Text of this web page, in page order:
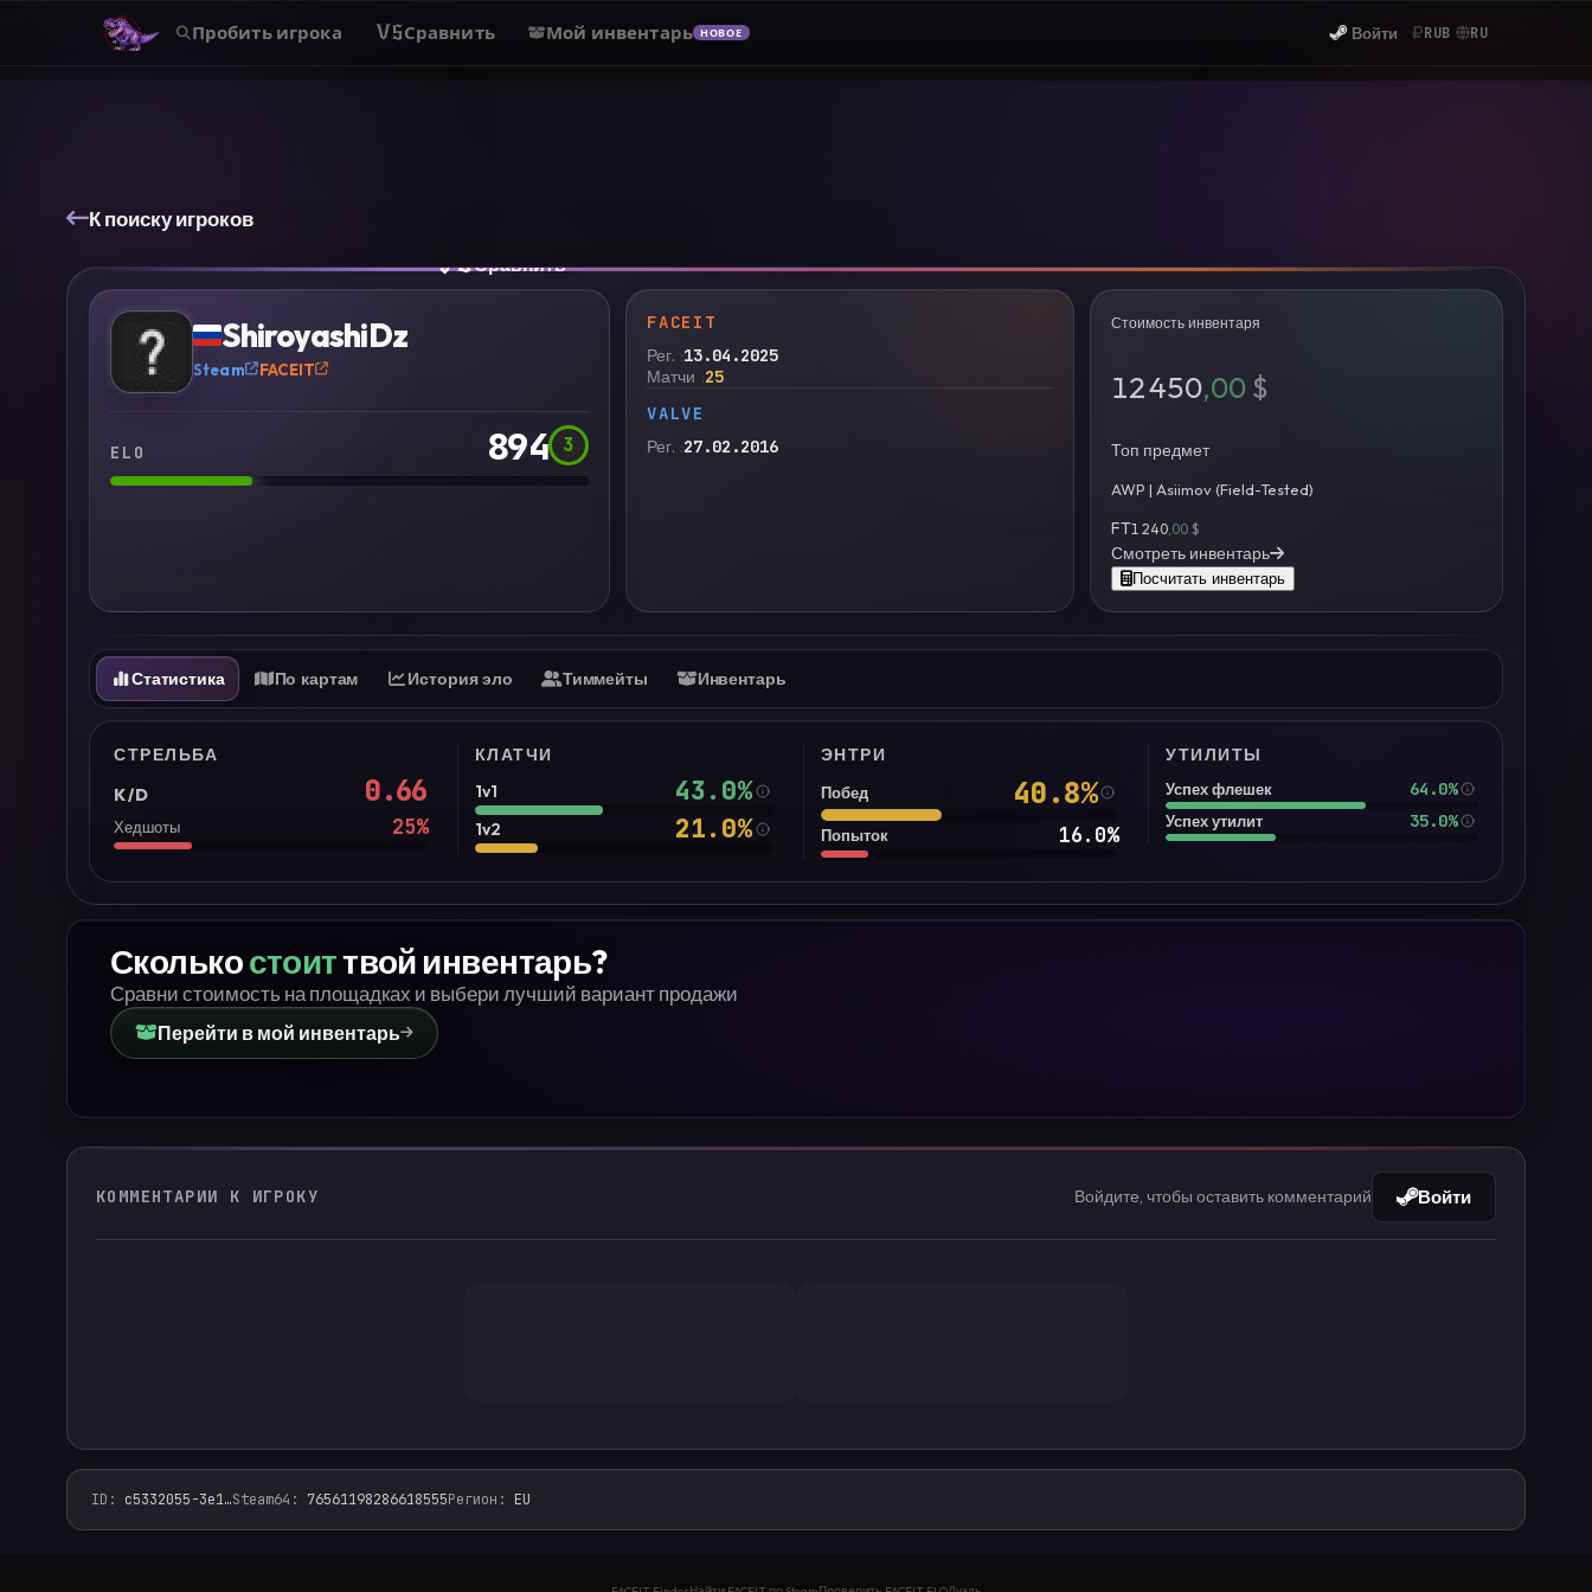
Пробить игрока VSСравнить Мой инвентарь НОВОЕ Войти RUB RU
К поиску игроков
VSСравнить
? ShiroyashiDz
Steam FACEIT
ELO 894 3
FACEIT
Рег. 13.04.2025
Матчи 25
VALVE
Рег. 27.02.2016
Стоимость инвентаря
12 450,00$
Топ предмет
AWP | Asiimov (Field-Tested)
FT1 240 ,00 $
Смотреть инвентарь
Посчитать инвентарь
Статистика По картам История эло Тиммейты Инвентарь
СТРЕЛЬБА
K/D
0.66
Хедшоты 25%
КЛАТЧИ
1v1
43.0%
1v2 21.0%
ЭНТРИ
Побед 40.8%
Попыток 16.0%
УТИЛИТЫ
Успех флешек 64.0%
Успех утилит 35.0%
Сколькостоиттвой инвентарь?
Сравни стоимость на площадках и выбери лучший вариант продажи
Перейти в мой инвентарь
КОММЕНТАРИИ К ИГРОКУ Войдите, чтобы оставить комментарий Войти
ID : c5332055-3e1…Steam64 : 76561198286618555Регион : EU